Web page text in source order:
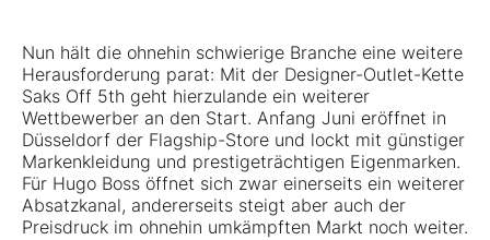
Nun hält die ohnehin schwierige Branche eine weitere
Herausforderung parat: Mit der Designer-Outlet-Kette
Saks Off 5th geht hierzulande ein weiterer
Wettbewerber an den Start. Anfang Juni eröffnet in
Düsseldorf der Flagship-Store und lockt mit günstiger
Markenkleidung und prestigeträchtigen Eigenmarken.
Für Hugo Boss öffnet sich zwar einerseits ein weiterer
Absatzkanal, andererseits steigt aber auch der
Preisdruck im ohnehin umkämpften Markt noch weiter.